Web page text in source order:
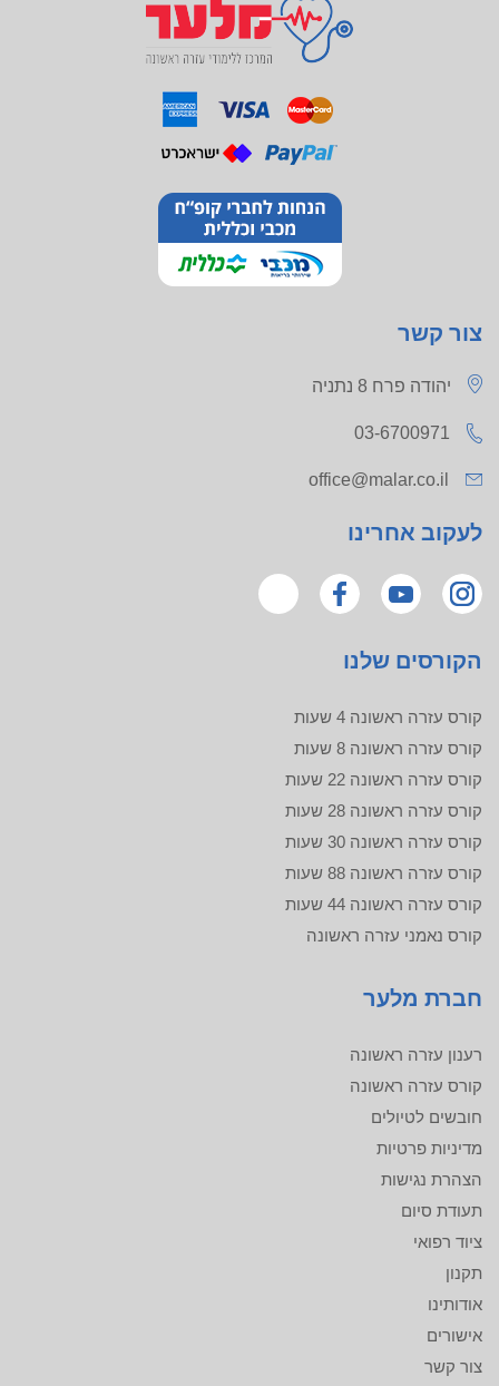
צור קשר
יהודה פרח 8 נתניה
03-6700971
office@malar.co.il
לעקוב אחרינו
הקורסים שלנו
קורס עזרה ראשונה 4 שעות
קורס עזרה ראשונה 8 שעות
קורס עזרה ראשונה 22 שעות
קורס עזרה ראשונה 28 שעות
קורס עזרה ראשונה 30 שעות
קורס עזרה ראשונה 88 שעות
קורס עזרה ראשונה 44 שעות
קורס נאמני עזרה ראשונה
חברת מלער
רענון עזרה ראשונה
קורס עזרה ראשונה
חובשים לטיולים
מדיניות פרטיות
הצהרת נגישות
תעודת סיום
ציוד רפואי
תקנון
אודותינו
אישורים
צור קשר